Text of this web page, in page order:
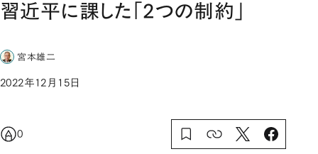
習近平に課した「2つの制約」
宮本雄二
2022年12月15日
0